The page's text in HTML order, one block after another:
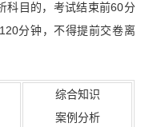
科目的，考试结束前60分
分钟，不得提前交卷离
综合知识
案例分析